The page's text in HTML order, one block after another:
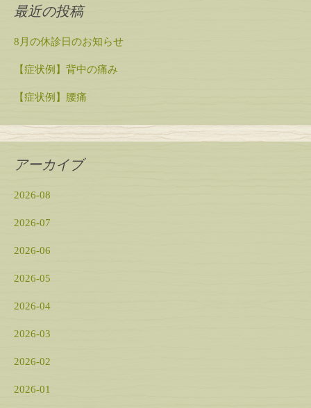
最近の投稿
8月の休診日のお知らせ
【症状例】背中の痛み
【症状例】腰痛
アーカイブ
2026-08
2026-07
2026-06
2026-05
2026-04
2026-03
2026-02
2026-01